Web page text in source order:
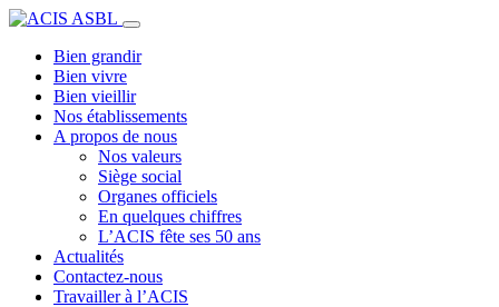
Bien grandir
Bien vivre
Bien vieillir
Nos établissements
A propos de nous
Nos valeurs
Siège social
Organes officiels
En quelques chiffres
L’ACIS fête ses 50 ans
Actualités
Contactez-nous
Travailler à l’ACIS